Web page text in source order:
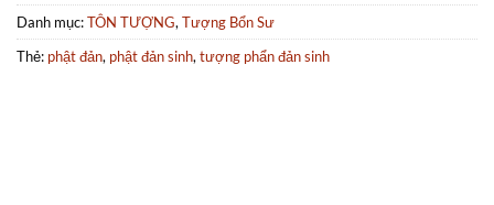
Danh mục:TÔN TƯỢNG, Tượng Bổn Sư
Thẻ: phật đản, phật đản sinh, tượng phẩn đản sinh